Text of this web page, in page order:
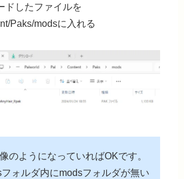
ドしたファイルを
Paks/modsに入れる
のようになっていればOKです。
フォルダ内にmodsフォルダが無い